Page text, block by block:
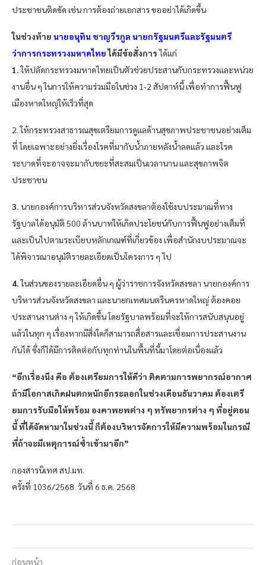
ประชาชนติดขัด เช่น การต้องถ่ายเอกสาร ขออย่าได้เกิดขึ้น
ในช่วงท้าย นายอนุทิน ชาญวีรกูล นายกรัฐมนตรีและรัฐมนตรี
ว่าการกระทรวงมหาดไทยได้มีข้อสั่งการได้แก่
1.ให้ปลัดกระทรวงมหาดไทยเป็นตัวช่วยประสานกับกระทรวงและหน่วย
งานอื่น ๆ ในการให้ความร่วมมือในช่วง 1-2 สัปดาห์นี้ เพื่อทำการฟื้นฟู
เมืองหาดใหญ่ให้เร็วที่สุด
2. ให้กระทรวงสาธารณสุขเตรียมการดูแลด้านสุขภาพประชาชนอย่างเต็ม
ที่ โดยเฉพาะอย่างยิ่งเรื่องโรคที่มากับน้ำภายหลังน้ำลดแล้ว และโรค
ระบาดที่จะอาจจะมากับขยะที่สะสมเป็นเวลานาน และสุขภาพจิต
ประชาชน
3. นายกองค์การบริหารส่วนจังหวัดสงขลาต้องใช้งบประมาณที่ทาง
รัฐบาลได้อนุมัติ 500 ล้านบาทให้เกิดประโยชน์กับการฟื้นฟูอย่างเต็มที่
และเป็นไปตามระเบียบหลักเกณฑ์ที่เกี่ยวข้อง เพื่อสำนักงบประมาณจะ
ได้พิจารณาอนุมัติรายละเอียดเป็นโครงการ ๆ ไป
4.ในส่วนของรายละเอียดอื่น ๆ ผู้ว่าราชการจังหวัดสงขลา นายกองค์การ
บริหารส่วนจังหวัดสงขลา และนายกเทศมนตรีนครหาดใหญ่ ต้องคอย
ประสานงานต่าง ๆ ให้เกิดขึ้น โดยรัฐบาลพร้อมที่จะให้การสนับสนุนอยู่
แล้วในทุก ๆ เรื่องหากมีสิ่งใดก็สามารถสื่อสารและเชื่อมการประสานงาน
กันได้ ซึ่งก็ได้มีการติดต่อกับทุกท่านในพื้นที่นี้มาโดยต่อเนื่องแล้ว
“อีกเรื่องนึง คือ ต้องเตรียมการให้ดีว่า ติดตามการพยากรณ์อากาศ
ถ้ามีโอกาสเกิดฝนตกหนักอีกระลอกในช่วงเดือนธันวาคม ต้องเตรี
ยมการรับมือให้พร้อม องคาพยพต่าง ๆ ทรัพยากรต่าง ๆ ที่อยู่ตอน
นี้ ที่ได้จัดหามาในช่วงนี้ ก็ต้องบริหารจัดการให้มีความพร้อมในกรณี
ที่ถ้าจะมีเหตุการณ์ซ้ำเข้ามาอีก”
กองสารนิเทศ สป.มท.
ครั้งที่ 1036/2568 วันที่ 6 ธ.ค. 2568
ก่อนหน้า